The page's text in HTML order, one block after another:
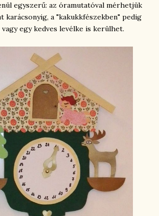
egyszerű: az óramutatóval mérhetjük
karácsonyig, a "kakukkfészekben" pedig
vagy egy kedves levélke is kerülhet.